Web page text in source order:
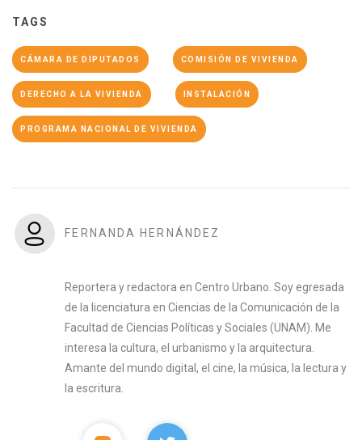
TAGS
CÁMARA DE DIPUTADOS COMISIÓN DE VIVIENDA
DERECHO A LA VIVIENDA INSTALACIÓN
PROGRAMA NACIONAL DE VIVIENDA
FERNANDA HERNÁNDEZ
Reportera y redactora en Centro Urbano. Soy egresada
de la licenciatura en Ciencias de la Comunicación de la
Facultad de Ciencias Políticas y Sociales (UNAM). Me
interesa la cultura, el urbanismo y la arquitectura.
Amante del mundo digital, el cine, la música, la lectura y
la escritura.